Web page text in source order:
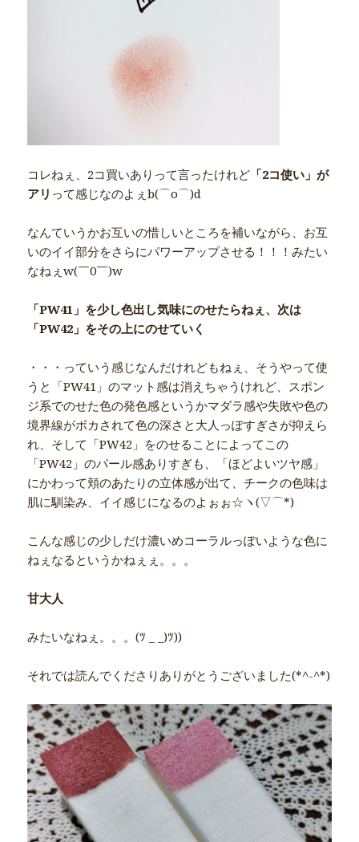
コレねぇ、2コ買いありって言ったけれど 「2コ使い」が
アリ って感じなのよぇb(⌒o⌒)d
なんていうかお互いの惜しいところを補いながら、お互
いのイイ部分をさらにパワーアップさせる！！！みたい
なねぇw(￣0￣)w
「PW41」を少し色出し気味にのせたらねぇ、次は
「PW42」をその上にのせていく
・・・っていう感じなんだけれどもねぇ、そうやって使
うと「PW41」のマット感は消えちゃうけれど、スポン
ジ系でのせた色の発色感というかマダラ感や失敗や色の
境界線がボカされて色の深さと大人っぽすぎさが抑えら
れ、そして「PW42」をのせることによってこの
「PW42」のパール感ありすぎも、「ほどよいツヤ感」
にかわって頬のあたりの立体感が出て、チークの色味は
肌に馴染み、イイ感じになるのよぉぉ☆ヽ(▽⌒*)
こんな感じの少しだけ濃いめコーラルっぽいような色に
ねぇなるというかねぇぇ。。。
甘大人
みたいなねぇ。。。(ﾂ _ _)ﾂ))
それでは読んでくださりありがとうございました(*^-^*)